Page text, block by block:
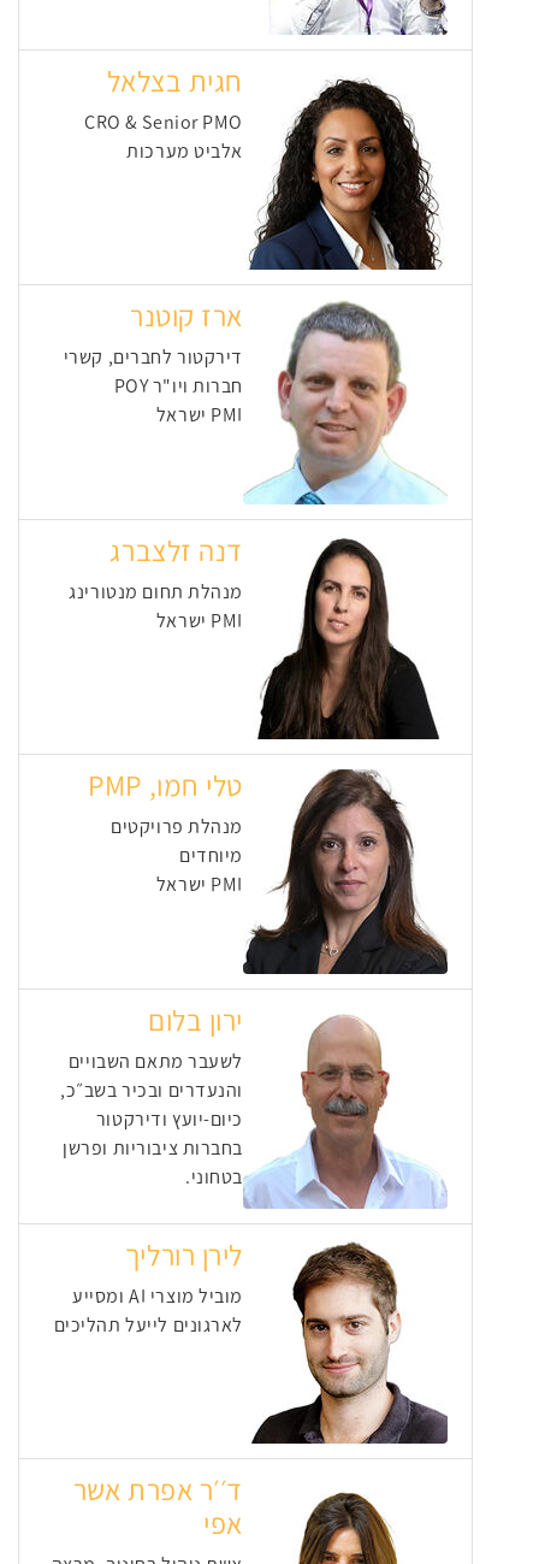
חגית בצלאל
CRO & Senior PMO
אלביט מערכות
ארז קוטנר
דירקטור לחברים, קשרי
חברות ויו"ר POY
PMI ישראל
דנה זלצברג
מנהלת תחום מנטורינג
PMI ישראל
טלי חמו, PMP
מנהלת פרויקטים
מיוחדים
PMI ישראל
ירון בלום
לשעבר מתאם השבויים
והנעדרים ובכיר בשב״כ,
כיום-יועץ ודירקטור
בחברות ציבוריות ופרשן
בטחוני.
לירן רורליך
מוביל מוצרי AI ומסייע
לארגונים לייעל תהליכים
ד׳׳ר אפרת אשר
אפי